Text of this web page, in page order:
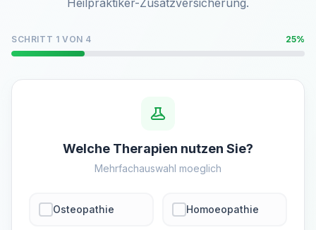
Heilpraktiker-Zusatzversicherung.
SCHRITT 1 VON 4 25%
Welche Therapien nutzen Sie?
Mehrfachauswahl moeglich
Osteopathie Homoeopathie